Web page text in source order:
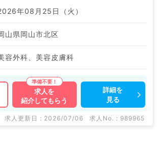
年08月25日（火）
山県岡山市北区
容外科、美容皮膚科
求人を
紹介してもらう
詳細を
見る
求人更新日 : 2026/07/06 求人No. : 989965